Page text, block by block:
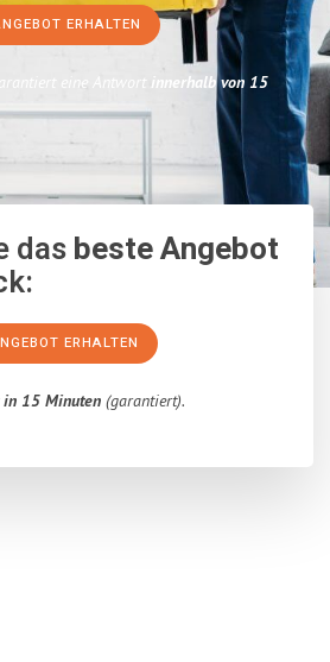
ERHALTEN
eine Antwort innerhalb von 15
dasbeste Angebot
ERHALTEN
in 15 Minuten(garantiert).